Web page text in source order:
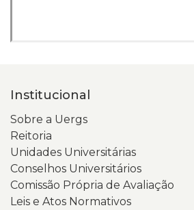
Institucional
Sobre a Uergs
Reitoria
Unidades Universitárias
Conselhos Universitários
Comissão Própria de Avaliação
Leis e Atos Normativos